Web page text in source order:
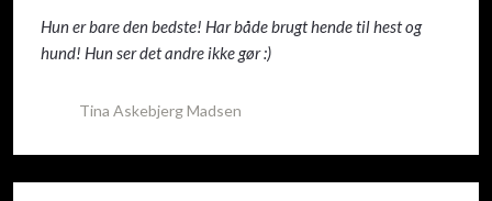
Hun er bare den bedste! Har både brugt hende til hest og
hund! Hun ser det andre ikke gør :)
Tina Askebjerg Madsen